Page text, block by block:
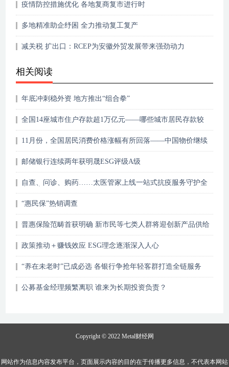
疫情防控措施优化 各地复商复市进行时
多地精准助企纾困 全力推动复工复产
减关税 扩出口：RCEP为安徽外贸发展带来强劲动力
相关阅读
年底冲刺稳外资 地方推出“组合拳”
全国14座城市住户存款超1万亿元——哪些城市居民存款较
11月份，全国居民消费价格涨幅有所回落——中国物价继续
邮储银行连续两年获明晟ESG评级A级
自查、问诊、购药……太医管家上线一站式抗疫服务守护全
“惠民保”热销调查
普惠保险范畴首获明确 新市民等七类人群将迎创新产品供给
政策推动＋赚钱效应 ESG理念逐渐深入人心
“养在未老时”已成必选 各银行争抢年轻客群打造全链服务
公募基金经理频繁离职 谁来为长期投资负责？
Copyright © 2022 Metal财经网
网站作为信息内容发布平台，页面展示内容的目的在于传播更多信息，不代表本网站